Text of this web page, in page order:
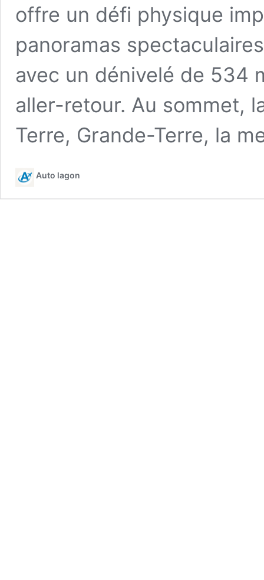
offre un défi physique
panoramas
avec un dénivelé de 534
aller-retour. Au sommet,
Terre, Grande-Terre, la
Auto lagon